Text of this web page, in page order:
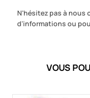
N'hésitez pas à nous
d'informations ou
VOUS